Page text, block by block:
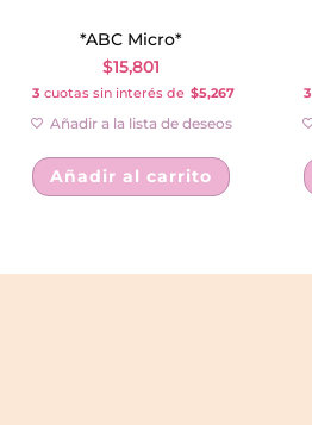
*ABC Micro*
$15,801
3 cuotas sin interés de $5,267
Añadir a la lista de deseos
Añadir al carrito
3